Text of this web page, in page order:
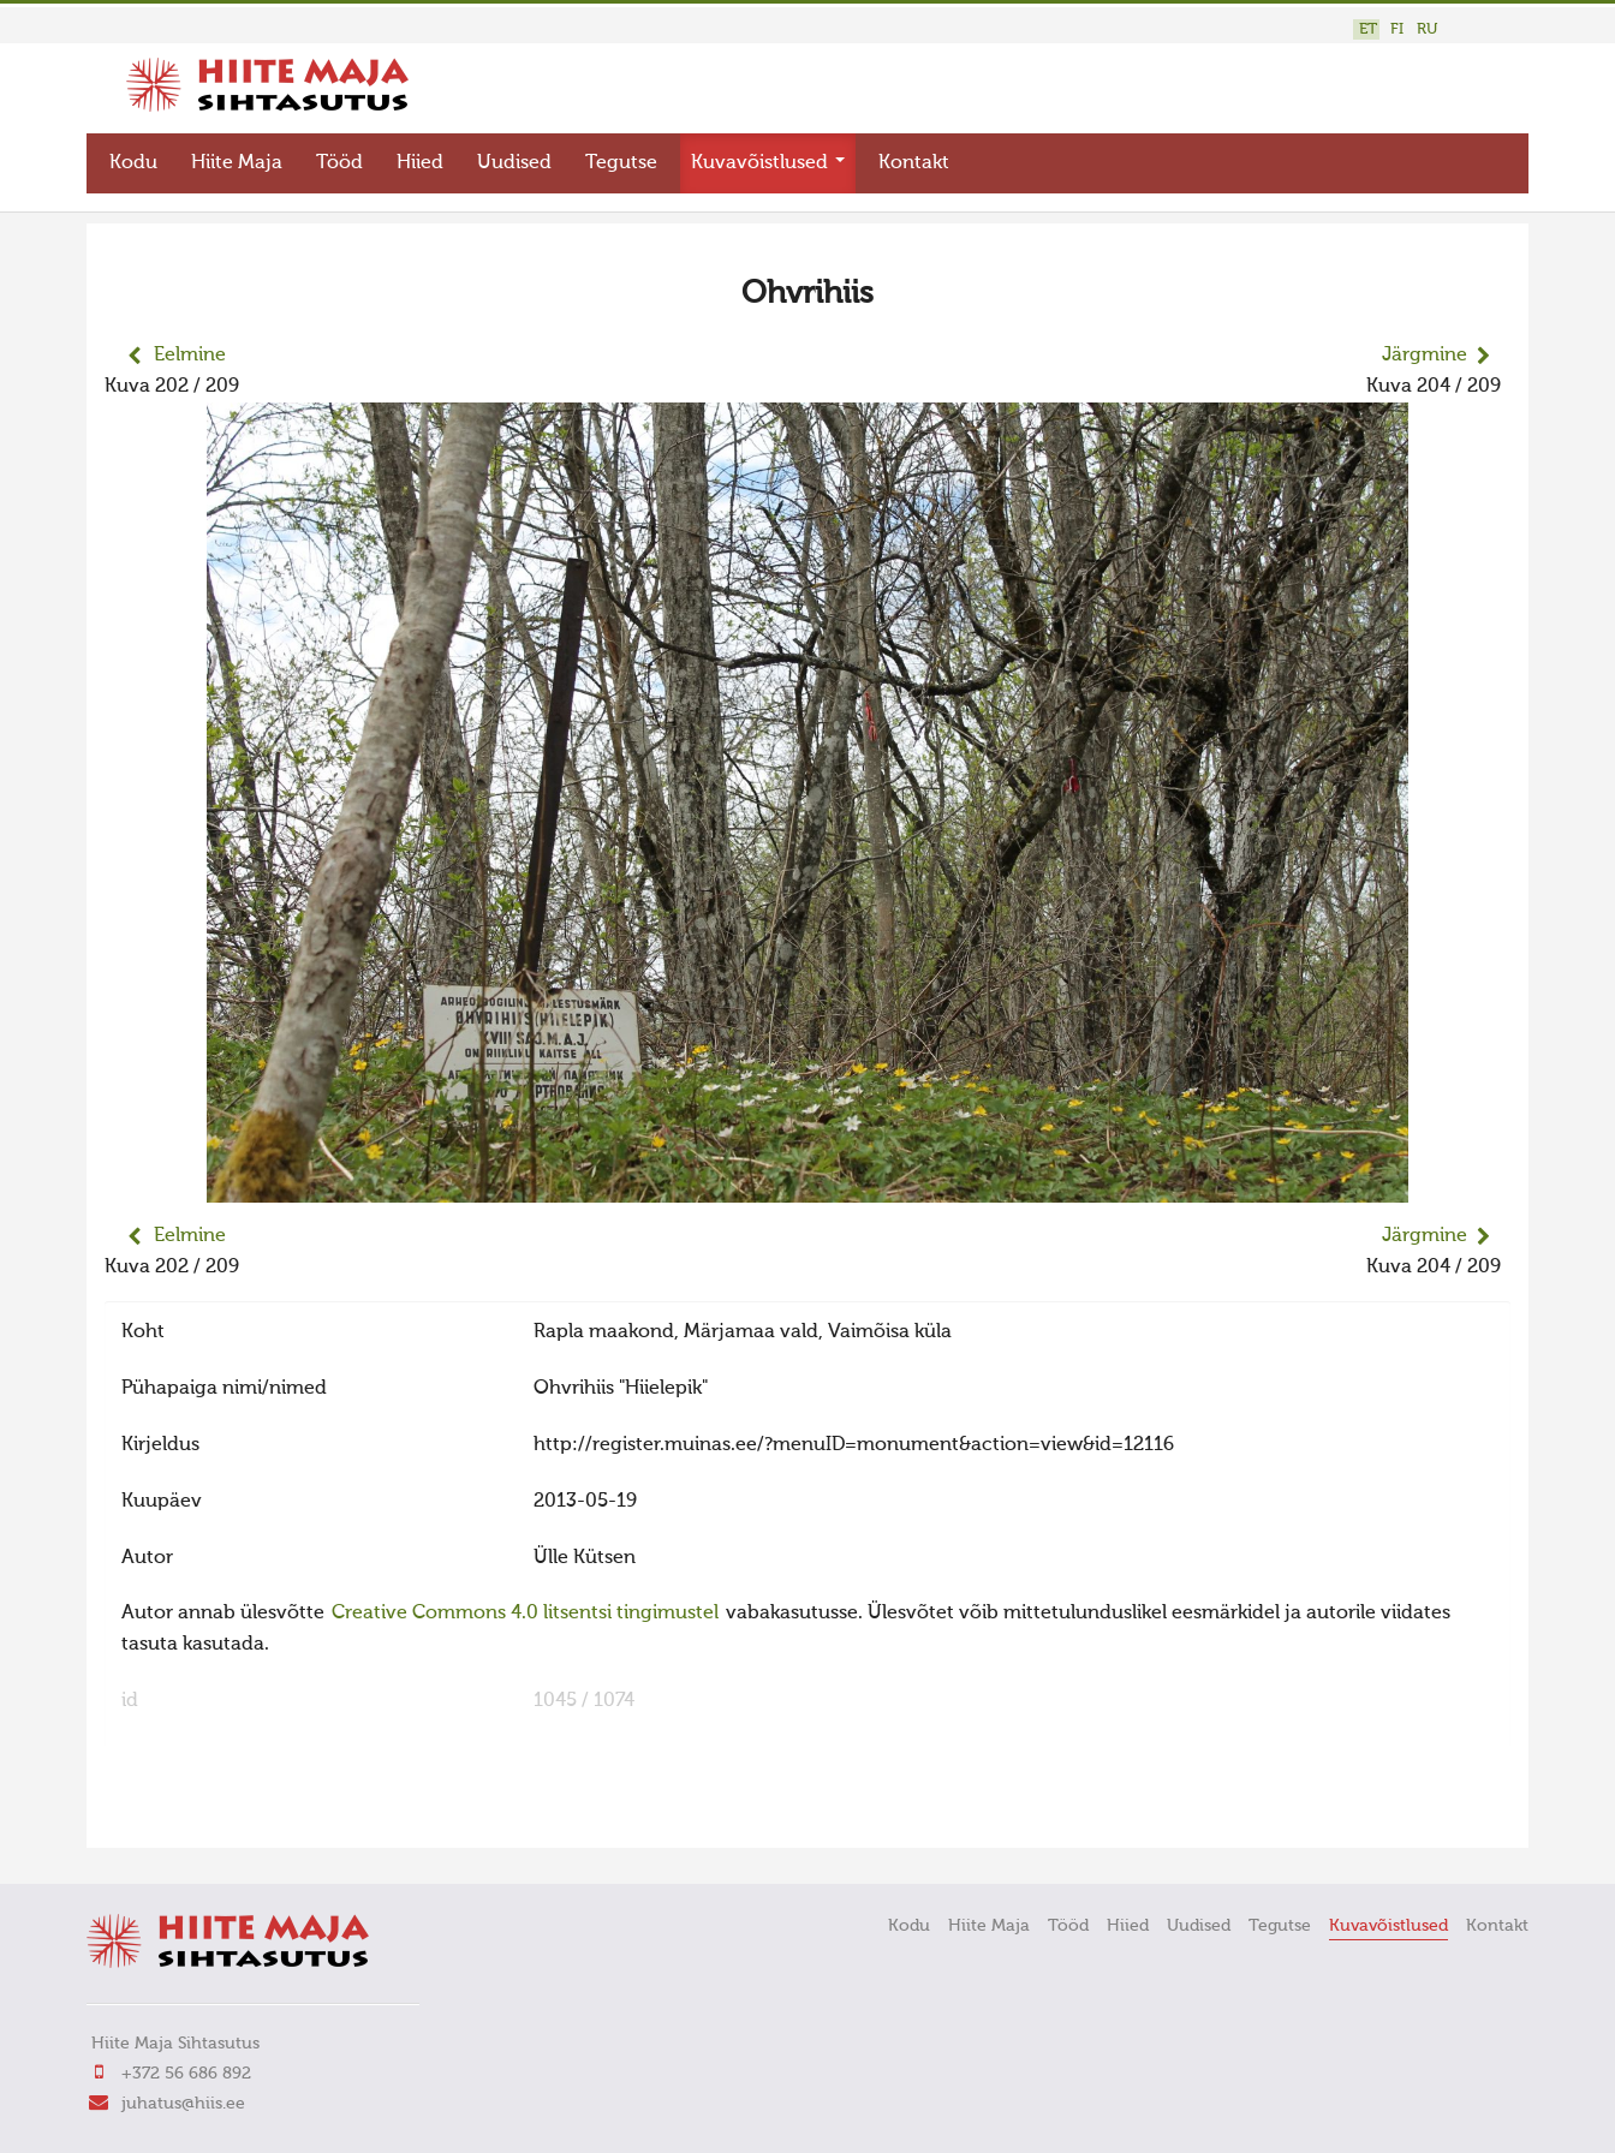
ET FI RU
Kodu Hiite Maja Tööd Hiied Uudised Tegutse Kuvavõistlused Kontakt
Ohvrihiis
Eelmine
Kuva 202 / 209
Järgmine
Kuva 204 / 209
Eelmine
Kuva 202 / 209
Järgmine
Kuva 204 / 209
Koht Rapla maakond, Märjamaa vald, Vaimõisa küla
Pühapaiga nimi/nimed Ohvrihiis "Hiielepik"
Kirjeldus http://register.muinas.ee/?menuID=monument&action=view&id=12116
Kuupäev 2013-05-19
Autor Ülle Kütsen
Autor annab ülesvõtte Creative Commons 4.0 litsentsi tingimustel vabakasutusse. Ülesvõtet võib mittetulunduslikel eesmärkidel ja autorile viidates
tasuta kasutada.
id 1045 / 1074
Hiite Maja Sihtasutus
+372 56 686 892
juhatus@hiis.ee
Kodu Hiite Maja Tööd Hiied Uudised Tegutse Kuvavõistlused Kontakt